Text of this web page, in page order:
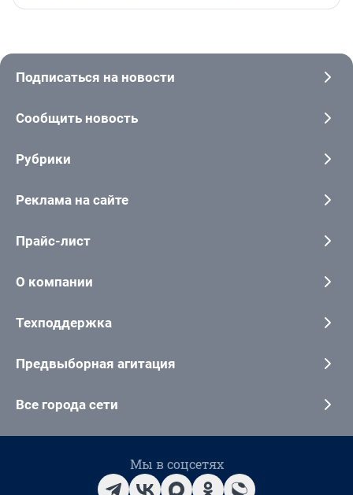
Подписаться на новости
Сообщить новость
Рубрики
Реклама на сайте
Прайс-лист
О компании
Техподдержка
Предвыборная агитация
Все города сети
Мы в соцсетях